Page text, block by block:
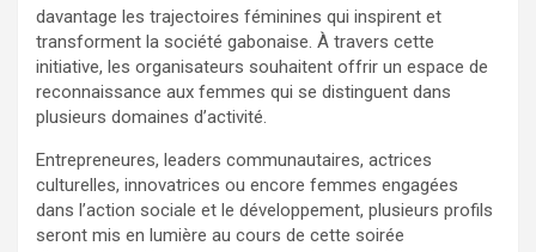
davantage les trajectoires féminines qui inspirent et
transforment la société gabonaise. À travers cette
initiative, les organisateurs souhaitent offrir un espace de
reconnaissance aux femmes qui se distinguent dans
plusieurs domaines d’activité.
Entrepreneures, leaders communautaires, actrices
culturelles, innovatrices ou encore femmes engagées
dans l’action sociale et le développement, plusieurs profils
seront mis en lumière au cours de cette soirée